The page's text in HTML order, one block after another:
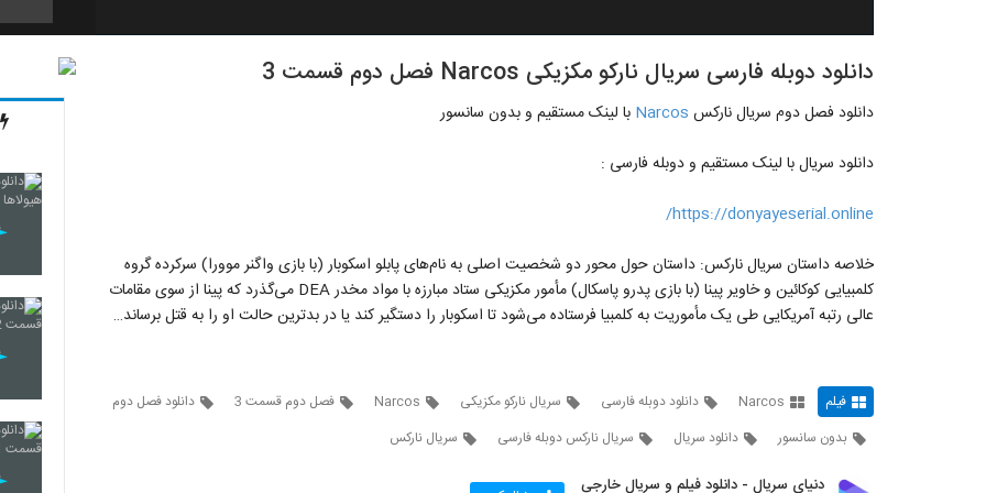
36 دانلود دوبله فارسی سریال نارکو مکزیکی Narcos فصل دوم قسمت 3
دانلود فصل دوم سریال نارکس Narcos با لینک مستقیم و بدون سانسور
دانلود سریال با لینک مستقیم و دوبله فارسی :
https://donyayeserial.online/
خلاصه داستان سریال نارکس: داستان حول محور دو شخصیت اصلی به نام‌های پابلو اسکوبار (با بازی واگنر موورا) سرکرده گروه
کلمبیایی کوکائین و خاویر پینا (با بازی پدرو پاسکال) مأمور مکزیکی ستاد مبارزه با مواد مخدر DEA می‌گذرد که پینا از سوی مقامات
عالی رتبه آمریکایی طی یک مأموریت به کلمبیا فرستاده می‌شود تا اسکوبار را دستگیر کند یا در بدترین حالت او را به قتل برساند…
فیلم Narcos دانلود دوبله فارسی سریال نارکو مکزیکی Narcos فصل دوم قسمت 3
دانلود فصل دوم
بدون سانسور
دانلود سریال سریال نارکس دوبله فارسی سریال نارکس
دنیای سریال - دانلود فیلم و سریال خارجی